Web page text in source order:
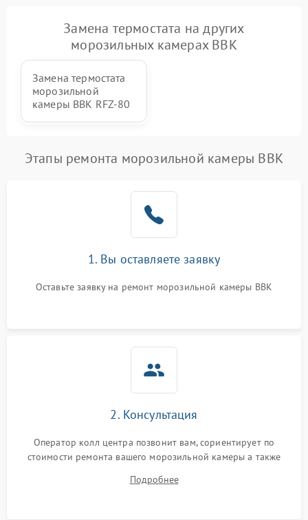
Замена термостата на других
морозильных камерах BBK
Замена термостата
морозильной
камеры BBK RFZ-80
Этапы ремонта морозильной камеры BBK
1. Вы оставляете заявку
Оставьте заявку на ремонт морозильной камеры BBK
2. Консультация
Оператор колл центра позвонит вам, сориентирует по
стоимости ремонта вашего морозильной камеры а также
Подробнее